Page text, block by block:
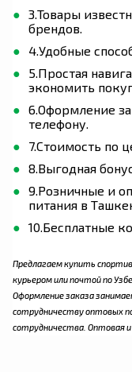
3.Товары
брендов.
4.Удобные
5.Простая
экономить
6.Оформление
телефону.
7.Стоимость по
8.Выгодная
9.Розничные и
питания в
10.Бесплатные
Предлагаем купить
курьером или почтой по
Оформление заказа
сотрудничеству оптовых
сотрудничества. Оптовая и